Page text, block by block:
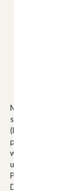
Muszkieterowie
stanowili elitarną
(Milizia Volontaria
pełniącą rolę
w latach 1923-
uroczystościach
Palazzo Venezia w
Duce.